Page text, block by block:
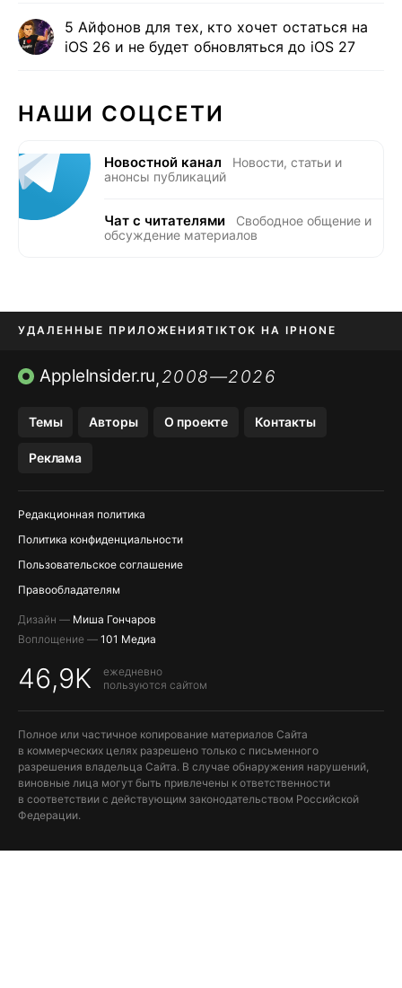
5 Айфонов для тех, кто хочет остаться на
iOS 26 и не будет обновляться до iOS 27
НАШИ СОЦСЕТИ
Новостной канал
Новости, статьи и
анонсы публикаций
Чат с читателями
Свободное общение и
обсуждение материалов
УДАЛЕННЫЕ ПРИЛОЖЕНИЯTIKTOK НА IPHONE
ПРИЛОЖЕНИЯ БЕЗ APP STORE
AppleInsider.ru,2008—2026
Темы Авторы О проекте Контакты
Реклама
Редакционная политика
Политика конфиденциальности
Пользовательское соглашение
Правообладателям
Дизайн — Миша Гончаров
Воплощение — 101 Медиа
46,9K
ежедневно
пользуются сайтом
Полное или частичное копирование материалов Сайта
в коммерческих целях разрешено только с письменного
разрешения владельца Сайта. В случае обнаружения нарушений,
виновные лица могут быть привлечены к ответственности
в соответствии с действующим законодательством Российской
Федерации.